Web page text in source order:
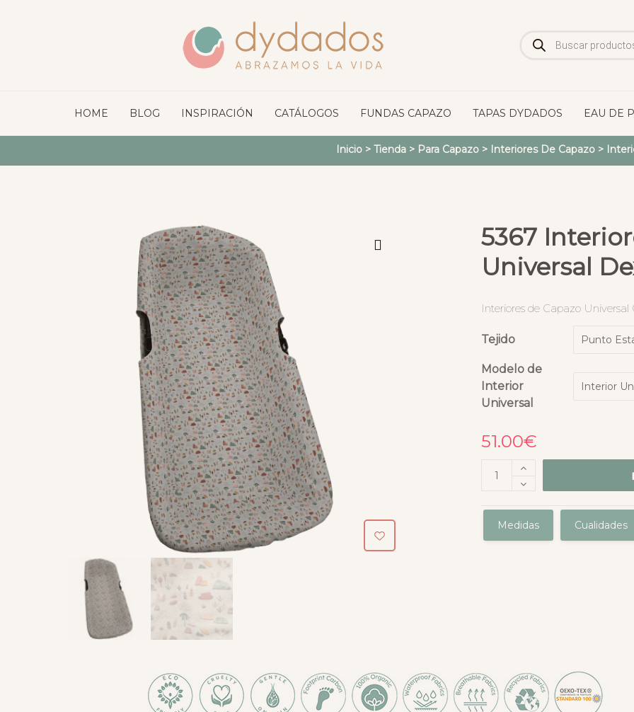
de
productos
HOME BLOG INSPIRACIÓN CATÁLOGOS FUNDAS CAPAZO TAPAS DYDADOS EAU DE
Inicio> Tienda> Para Capazo> Interiores De Capazo>
5367
Universal
Interiores de Capazo Universal
Tejido
Modelo de
Interior
Universal
51.00€
Medidas Cualidades